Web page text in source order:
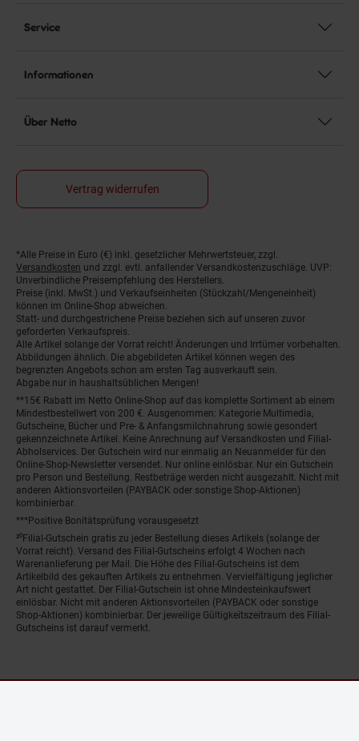
Service
Informationen
Über Netto
Vertrag widerrufen
Fußnoten
*Alle Preise in Euro (€) inkl. gesetzlicher Mehrwertsteuer, zzgl.
Versandkosten und zzgl. evtl. anfallender Versandkostenzuschläge. UVP:
Unverbindliche Preisempfehlung des Herstellers.
Preise (inkl. MwSt.) und Verkaufseinheiten (Stückzahl/Mengeneinheit)
können im Online-Shop abweichen.
Statt- und durchgestrichene Preise beziehen sich auf unseren zuvor
geforderten Verkaufspreis.
Alle Artikel solange der Vorrat reicht! Änderungen und Irrtümer vorbehalten.
Abbildungen ähnlich. Die abgebildeten Artikel können wegen des
begrenzten Angebots schon am ersten Tag ausverkauft sein.
Abgabe nur in haushaltsüblichen Mengen!
**15€ Rabatt im Netto Online-Shop auf das komplette Sortiment ab einem
Mindestbestellwert von 200 €. Ausgenommen: Kategorie Multimedia,
Gutscheine, Bücher und Pre- & Anfangsmilchnahrung sowie gesondert
gekennzeichnete Artikel. Keine Anrechnung auf Versandkosten und Filial-
Abholservices. Der Gutschein wird nur einmalig an Neuanmelder für den
Online-Shop-Newsletter versendet. Nur online einlösbar. Nur ein Gutschein
pro Person und Bestellung. Restbeträge werden nicht ausgezahlt. Nicht mit
anderen Aktionsvorteilen (PAYBACK oder sonstige Shop-Aktionen)
kombinierbar.
***Positive Bonitätsprüfung vorausgesetzt
²⁰Filial-Gutschein gratis zu jeder Bestellung dieses Artikels (solange der
Vorrat reicht). Versand des Filial-Gutscheins erfolgt 4 Wochen nach
Warenanlieferung per Mail. Die Höhe des Filial-Gutscheins ist dem
Artikelbild des gekauften Artikels zu entnehmen. Vervielfältigung jeglicher
Art nicht gestattet. Der Filial-Gutschein ist ohne Mindesteinkaufswert
einlösbar. Nicht mit anderen Aktionsvorteilen (PAYBACK oder sonstige
Shop-Aktionen) kombinierbar. Der jeweilige Gültigkeitszeitraum des Filial-
Gutscheins ist darauf vermerkt.